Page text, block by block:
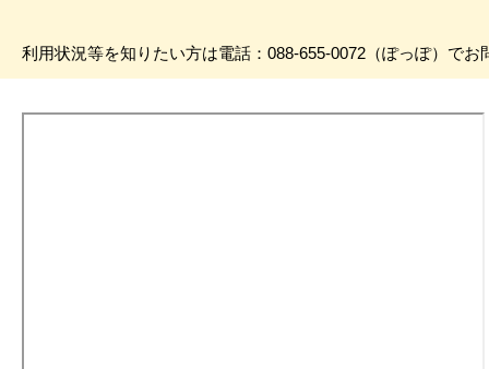
利用状況等を知りたい方は電話：088-655-0072（ぽっぽ）でお